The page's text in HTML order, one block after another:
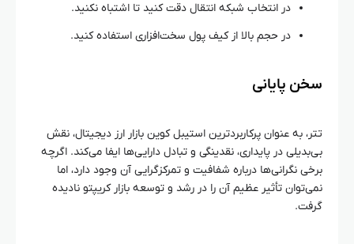
در انتخاب شبکه انتقال دقت کنید تا اشتباه نکنید.
در حجم بالا از کیف پول سخت‌افزاری استفاده کنید.
سخن پایانی
تتر، به عنوان پرکاربردترین استیبل کوین بازار ارز دیجیتال، نقش
بی‌بدیلی در پایداری، نقدینگی و تبادل دارایی‌ها ایفا می‌کند. اگرچه
برخی نگرانی‌ها درباره شفافیت و تمرکزگرایی آن وجود دارد، اما
نمی‌توان تأثیر عظیم آن را در رشد و توسعه بازار کریپتو نادیده
گرفت.